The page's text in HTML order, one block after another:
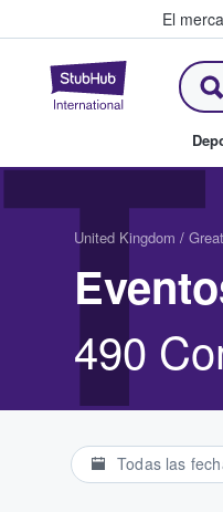
El
United Kingdom /
490
Todas las